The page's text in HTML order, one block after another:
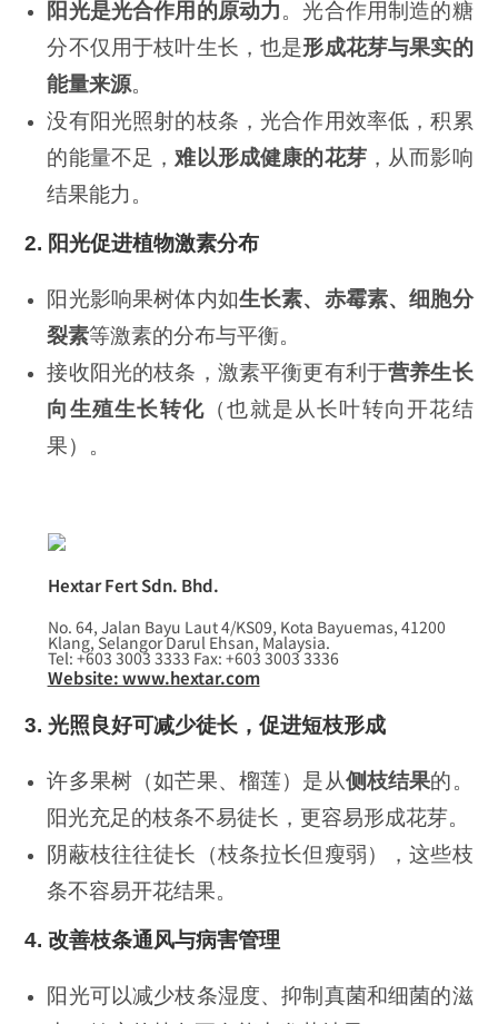
阳光是光合作用的原动力。光合作用制造的糖
分不仅用于枝叶生长，也是形成花芽与果实的
能量来源。
没有阳光照射的枝条，光合作用效率低，积累
的能量不足，难以形成健康的花芽，从而影响
结果能力。
2. 阳光促进植物激素分布
阳光影响果树体内如生长素、赤霉素、细胞分
裂素等激素的分布与平衡。
接收阳光的枝条，激素平衡更有利于营养生长
向生殖生长转化 （也就是从长叶转向开花结
果）。
Hextar Fert Sdn. Bhd.
No. 64, Jalan Bayu Laut 4/KS09, Kota Bayuemas, 41200
Klang, Selangor Darul Ehsan, Malaysia.
Tel: +603 3003 3333 Fax: +603 3003 3336
Website: www.hextar.com
3.光照良好可减少徒长，促进短枝形成
许多果树（如芒果、榴莲）是从侧枝结果的。
阳光充足的枝条不易徒长，更容易形成花芽。
阴蔽枝往往徒长（枝条拉长但瘦弱），这些枝
条不容易开花结果。
4.改善枝条通风与病害管理
阳光可以减少枝条湿度、抑制真菌和细菌的滋